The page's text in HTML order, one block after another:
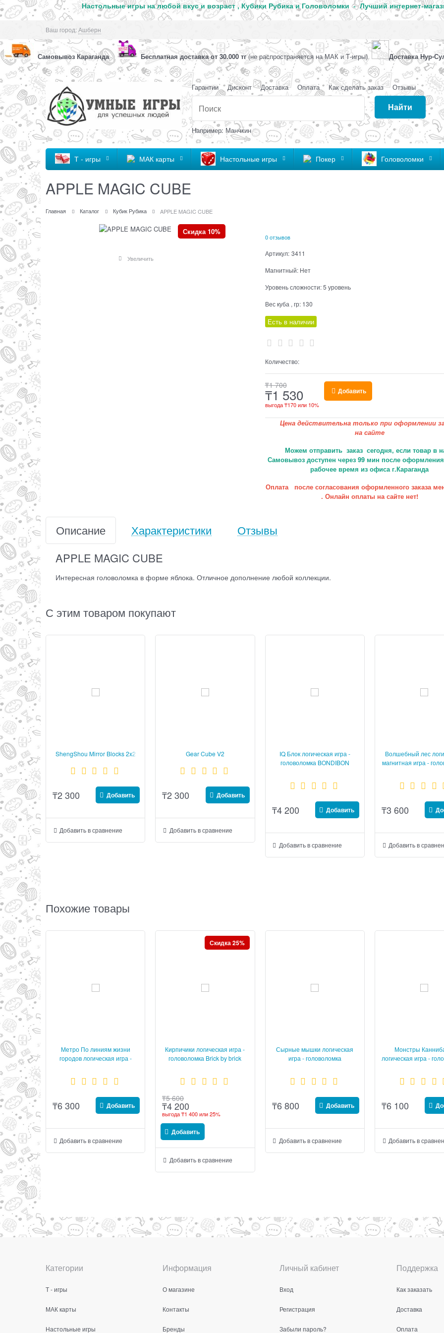
Настольные игры на любой вкус и возраст , Кубики Рубика и Головоломки - Лучший интернет-
Ваш город:Ашберн
Самовывоз Караганда Бесплатная доставка от 30.000 тг(не распространяется на МАК и Т-игры) Доставка Нур-
Гарантии Дисконт Доставка Оплата Как сделать заказ Отзывы
Найти
Например: Манчкин
Т - игры МАК карты Настольные игры Покер Головоломки
APPLE MAGIC CUBE
Главная Каталог Кубик Рубика APPLE MAGIC CUBE
Скидка 10%
Увеличить
0 отзывов
Артикул: 3411
Магнитный: Нет
Уровень сложности:5 уровень
Вес куба , гр: 130
Есть в наличии
Количество:
₸1 700
₸1 530
выгода₸170или 10%
Добавить
Цена действительна только при оформлении
на сайте
Можем отправить заказ сегодня, если товар в
Самовывоз доступен через 99 мин после оформления
рабочее время из офиса г.Караганда
Оплата после согласования оформленного заказа
. Онлайн оплаты на сайте нет!
Описание Характеристики
Отзывы
APPLE MAGIC CUBE
Интересная головоломка в форме яблока. Отличное дополнение любой коллекции.
С этим товаром покупают
ShengShou Mirror Blocks 2x2
₸2 300 Добавить
Добавить в сравнение
Gear Cube V2
₸2 300 Добавить
Добавить в сравнение
IQ Блок логическая игра -
головоломка BONDIBON
₸4 200 Добавить
Добавить в сравнение
Волшебный лес
магнитная игра -
₸3 600
Добавить в
Похожие товары
Метро По линиям жизни
городов логическая игра -
₸6 300 Добавить
Добавить в сравнение
Кирпичики логическая игра -
головоломка Brick by brick
Скидка 25%
₸5 600
₸4 200
выгода₸1 400или25%
Добавить
Добавить в сравнение
Сырные мышки логическая
игра - головоломка
₸6 800 Добавить
Добавить в сравнение
Монстры
логическая игра -
₸6 100
Добавить в
Категории
Т - игры
МАК карты
Настольные игры
Информация
О магазине
Контакты
Бренды
Личный кабинет
Вход
Регистрация
Забыли пароль?
Поддержка
Как заказать
Доставка
Оплата